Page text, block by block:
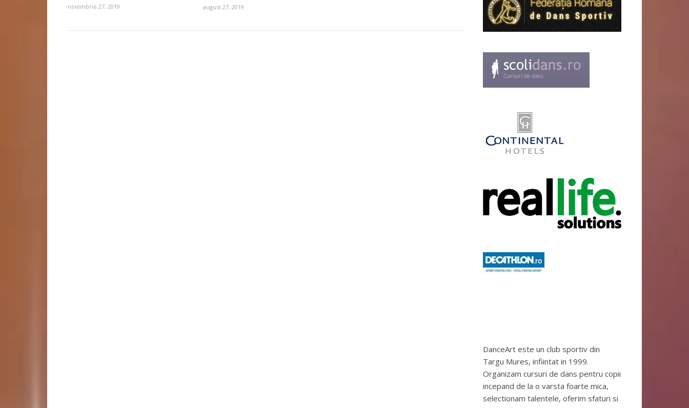
noiembrie 27, 2019 august 27, 2019
DanceArt este un club sportiv din
Targu Mures, infiintat in 1999.
Organizam cursuri de dans pentru copii
incepand de la o varsta foarte mica,
selectionam talentele, oferim sfaturi si